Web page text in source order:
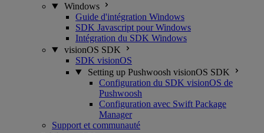
Windows
Guide d'intégration Windows
SDK Javascript pour Windows
Intégration du SDK Windows
visionOS SDK
SDK visionOS
Setting up Pushwoosh visionOS SDK
Configuration du SDK visionOS de
Pushwoosh
Configuration avec Swift Package
Manager
Support et communauté